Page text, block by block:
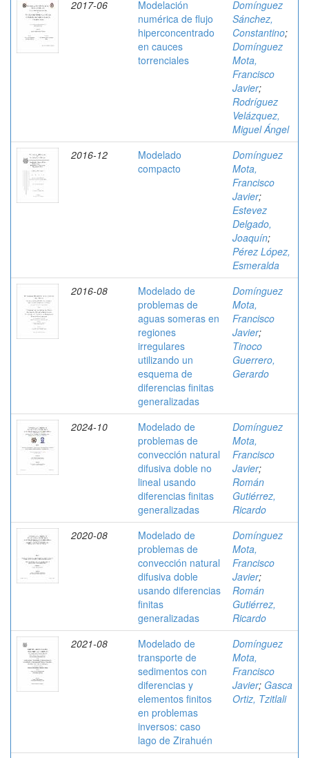
2017-06
Modelación
numérica de flujo
hiperconcentrado
en cauces
torrenciales
Domínguez
Sánchez,
Constantino;
Domínguez
Mota,
Francisco
Javier;
Rodríguez
Velázquez,
Miguel Ángel
2016-12
Modelado
compacto
Domínguez
Mota,
Francisco
Javier;
Estevez
Delgado,
Joaquín;
Pérez López,
Esmeralda
2016-08
Modelado de
problemas de
aguas someras en
regiones
irregulares
utilizando un
esquema de
diferencias finitas
generalizadas
Domínguez
Mota,
Francisco
Javier;
Tinoco
Guerrero,
Gerardo
2024-10
Modelado de
problemas de
convección natural
difusiva doble no
lineal usando
diferencias finitas
generalizadas
Domínguez
Mota,
Francisco
Javier;
Román
Gutiérrez,
Ricardo
2020-08
Modelado de
problemas de
convección natural
difusiva doble
usando diferencias
finitas
generalizadas
Domínguez
Mota,
Francisco
Javier;
Román
Gutiérrez,
Ricardo
2021-08
Modelado de
transporte de
sedimentos con
diferencias y
elementos finitos
en problemas
inversos: caso
lago de Zirahuén
Domínguez
Mota,
Francisco
Javier; Gasca
Ortiz, Tzitlali